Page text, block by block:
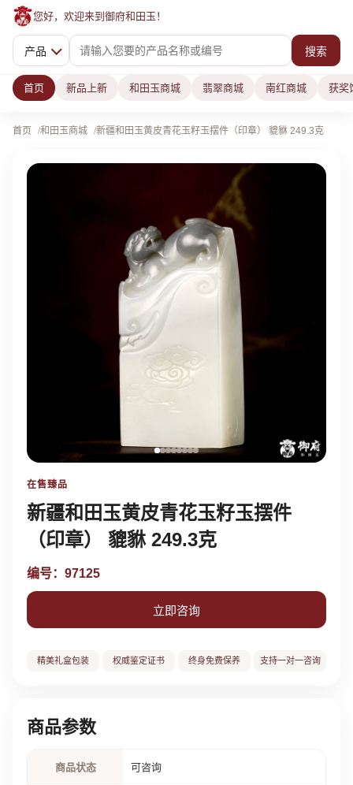
您好，欢迎来到御府和田玉！
产品 搜索
首页 新品上新 和田玉商城 翡翠商城 南红商城 获奖
首页 和田玉商城 新疆和田玉黄皮青花玉籽玉摆件（印章） 貔貅 249.3克
在售臻品
新疆和田玉黄皮青花玉籽玉摆件
（印章） 貔貅 249.3克
编号：97125
立即咨询
精美礼盒包装 权威鉴定证书 终身免费保养 支持一对一咨询
商品参数
商品状态 可咨询